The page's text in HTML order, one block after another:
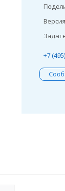
+7